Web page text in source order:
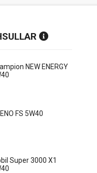
NEW ENERGY
FS 5W40
Super 3000 X1